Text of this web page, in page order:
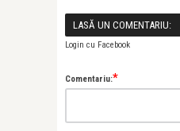
LASĂ UN COMENTARIU:
Login cu Facebook
Comentariu:*